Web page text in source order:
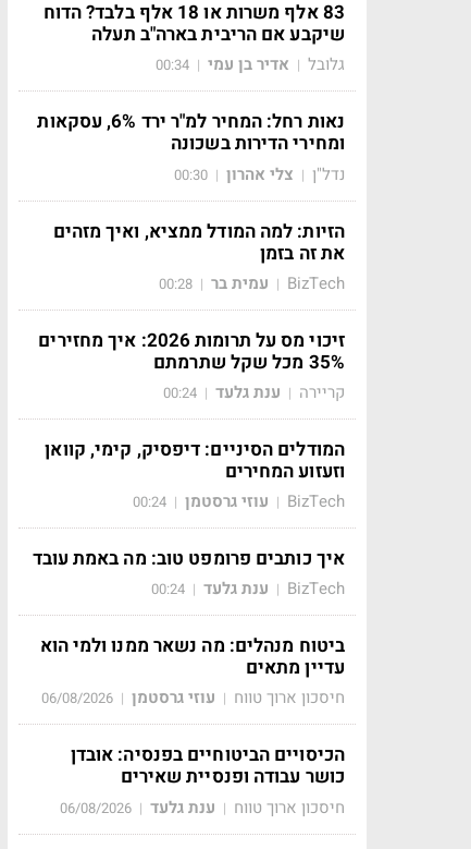
83 אלף משרות או 18 אלף בלבד? הדוח
שיקבע אם הריבית בארה"ב תעלה
גלובל | אדיר בן עמי |
00:34
נאות רחל: המחיר למ"ר ירד 6%, עסקאות
ומחירי הדירות בשכונה
נדל"ן | צלי אהרון |
00:30
הזיות: למה המודל ממציא, ואיך מזהים
את זה בזמן
BizTech
| עמית בר |
00:28
זיכוי מס על תרומות 2026: איך מחזירים
35% מכל שקל שתרמתם
קריירה | ענת גלעד |
00:24
המודלים הסיניים: דיפסיק, קימי, קוואן
וזעזוע המחירים
BizTech
| עוזי גרסטמן |
00:24
איך כותבים פרומפט טוב: מה באמת עובד
BizTech
| ענת גלעד |
00:24
ביטוח מנהלים: מה נשאר ממנו ולמי הוא
עדיין מתאים
חיסכון ארוך טווח | עוזי גרסטמן |
06/08/2026
הכיסויים הביטוחיים בפנסיה: אובדן
כושר עבודה ופנסיית שאירים
חיסכון ארוך טווח | ענת גלעד |
06/08/2026